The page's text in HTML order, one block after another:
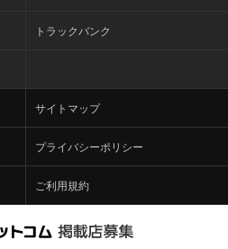
トラックバンク
サイトマップ
プライバシーポリシー
ご利用規約